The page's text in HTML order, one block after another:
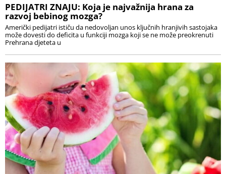
PEDIJATRI ZNAJU: Koja je najvažnija hrana za
razvoj bebinog mozga?
Američki pedijatri ističu da nedovoljan unos ključnih hranjivih sastojaka
može dovesti do deficita u funkciji mozga koji se ne može preokrenuti
Prehrana djeteta u